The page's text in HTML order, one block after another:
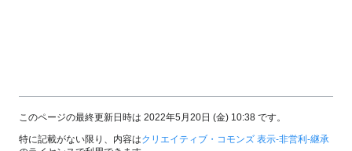
このページの最終更新日時は 2022年5月20日 (金) 10:38 です。
特に記載がない限り、内容はクリエイティブ・コモンズ 表示-非営利-継承